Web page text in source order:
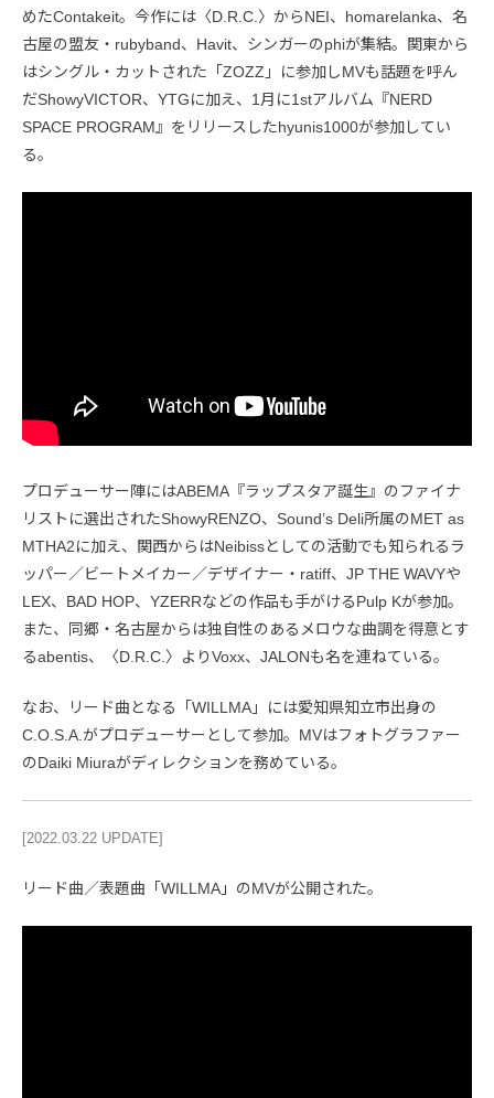
めたContakeit。今作には〈D.R.C.〉からNEI、homarelanka、名
古屋の盟友・rubyband、Havit、シンガーのphiが集結。関東から
はシングル・カットされた「ZOZZ」に参加しMVも話題を呼ん
だShowyVICTOR、YTGに加え、1月に1stアルバム『NERD
SPACE PROGRAM』をリリースしたhyunis1000が参加してい
る。
プロデューサー陣にはABEMA『ラップスタア誕生』のファイナ
リストに選出されたShowyRENZO、Sound’s Deli所属のMET as
MTHA2に加え、関西からはNeibissとしての活動でも知られるラ
ッパー／ビートメイカー／デザイナー・ratiff、JP THE WAVYや
LEX、BAD HOP、YZERRなどの作品も手がけるPulp Kが参加。
また、同郷・名古屋からは独自性のあるメロウな曲調を得意とす
るabentis、〈D.R.C.〉よりVoxx、JALONも名を連ねている。
なお、リード曲となる「WILLMA」には愛知県知立市出身の
C.O.S.A.がプロデューサーとして参加。MVはフォトグラファー
のDaiki Miuraがディレクションを務めている。
[2022.03.22 UPDATE]
リード曲／表題曲「WILLMA」のMVが公開された。